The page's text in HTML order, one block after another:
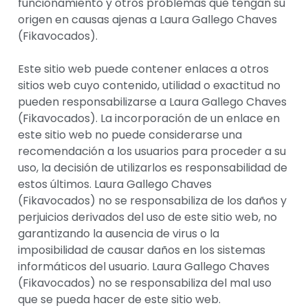
origen en causas ajenas a Laura Gallego Chaves
(Fikavocados).
Este sitio web puede contener enlaces a otros
sitios web cuyo contenido, utilidad o exactitud no
pueden responsabilizarse a Laura Gallego Chaves
(Fikavocados). La incorporación de un enlace en
este sitio web no puede considerarse una
recomendación a los usuarios para proceder a su
uso, la decisión de utilizarlos es responsabilidad de
estos últimos. Laura Gallego Chaves
(Fikavocados) no se responsabiliza de los daños y
perjuicios derivados del uso de este sitio web, no
garantizando la ausencia de virus o la
imposibilidad de causar daños en los sistemas
informáticos del usuario. Laura Gallego Chaves
(Fikavocados) no se responsabiliza del mal uso
que se pueda hacer de este sitio web.